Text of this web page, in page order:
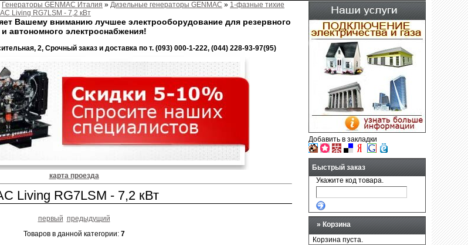
Генераторы GENMAC Италия » Дизельные генераторы GENMAC » 1-фазные тихие
Living RG7LSM - 7,2 кВт
Вашему вниманию лучшее электрооборудование для резервного
и автономного электроснабжения!
2, Срочный заказ и доставка по т. (093) 000-1-222, (044) 228-93-97(95)
карта проезда
Living RG7LSM - 7,2 кВт
первый предыдущий
Товаров в данной категории: 7
Добавить в закладки
Быстрый заказ
Укажите код товара.
» Корзина
Корзина пуста.